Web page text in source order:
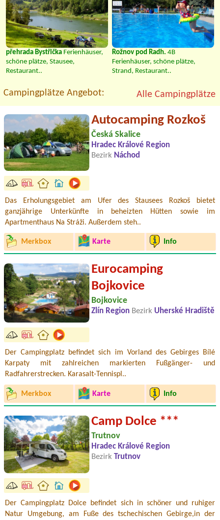
přehrada Bystřička Ferienhäuser,
schöne plätze, Stausee,
Restaurant..
Rožnov pod Radh. 4B
Ferienhäuser, schöne plätze,
Strand, Restaurant..
Campingplätze Angebot: Alle Campingplätze
Autocamping Rozkoš
Česká Skalice
Hradec Králové Region
Bezirk Náchod
Das Erholungsgebiet am Ufer des Stausees Rozkoš bietet
ganzjährige Unterkünfte in beheizten Hütten sowie im
Apartmenthaus Na Stráži. Außerdem steh..
Merkbox Karte Info
Eurocamping
Bojkovice
Bojkovice
Zlín Region Bezirk Uherské Hradiště
Der Campingplatz befindet sich im Vorland des Gebirges Bílé
Karpaty mit zahlreichen markierten Fußgänger- und
Radfahrerstrecken. Karasalt-Tennispl..
Merkbox Karte Info
Camp Dolce ***
Trutnov
Hradec Králové Region
Bezirk
Trutnov
Der Campingplatz Dolce befindet sich in schöner und ruhiger
Natur Umgebung, am Fuße des tschechischen Gebirge,in der